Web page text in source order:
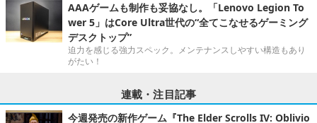
AAAゲームも制作も妥協なし。「Lenovo Legion To
wer 5」はCore Ultra世代の“全てこなせるゲーミング
デスクトップ”
迫力を感じる強力スペック。メンテナンスしやすい構造もあり
がたい！
連載・注目記事
今週発売の新作ゲーム『The Elder Scrolls IV: Oblivio